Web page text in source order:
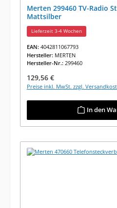
Merten 299460 TV-Radio
Mattsilber
Lieferzeit 3-4 Wochen
EAN: 4042811067793
Hersteller: MERTEN
Hersteller-Nr.: 299460
Regulärer Preis:
129,56 €
Preise inkl. MwSt. zzgl.
In den